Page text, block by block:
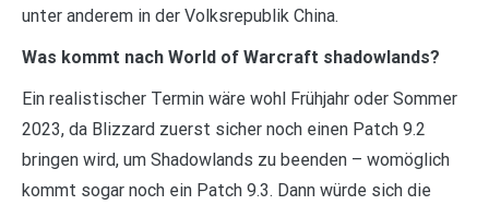
unter anderem in der Volksrepublik China.
Was kommt nach World of Warcraft shadowlands?
Ein realistischer Termin wäre wohl Frühjahr oder Sommer
2023, da Blizzard zuerst sicher noch einen Patch 9.2
bringen wird, um Shadowlands zu beenden – womöglich
kommt sogar noch ein Patch 9.3. Dann würde sich die